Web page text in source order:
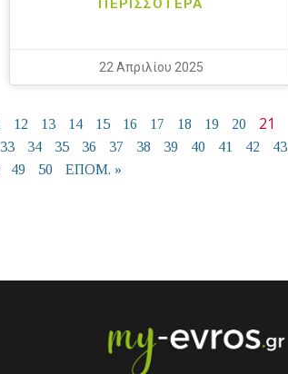
ΠΕΡΙΣΣΟΤΕΡΑ
22 Απριλίου 2025
12 13 14 15 16 17 18 19 20 21
33 34 35 36 37 38 39 40 41 42
43
49 50 ΕΠΟΜ. »